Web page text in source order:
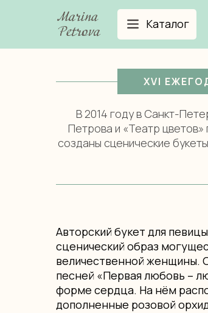
Каталог
Главная Букеты для мировых
XVI
В 2014 году в Санкт-
Петрова и «Театр
созданы сценические
Авторский букет для
сценический образ
величественной женщины.
песней «Первая любовь –
форме сердца. На нём
дополненные розовой